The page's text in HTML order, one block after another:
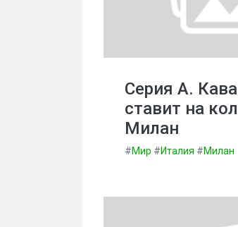
Серия А.
ставит на
Милан
#Мир #Италия #Милан